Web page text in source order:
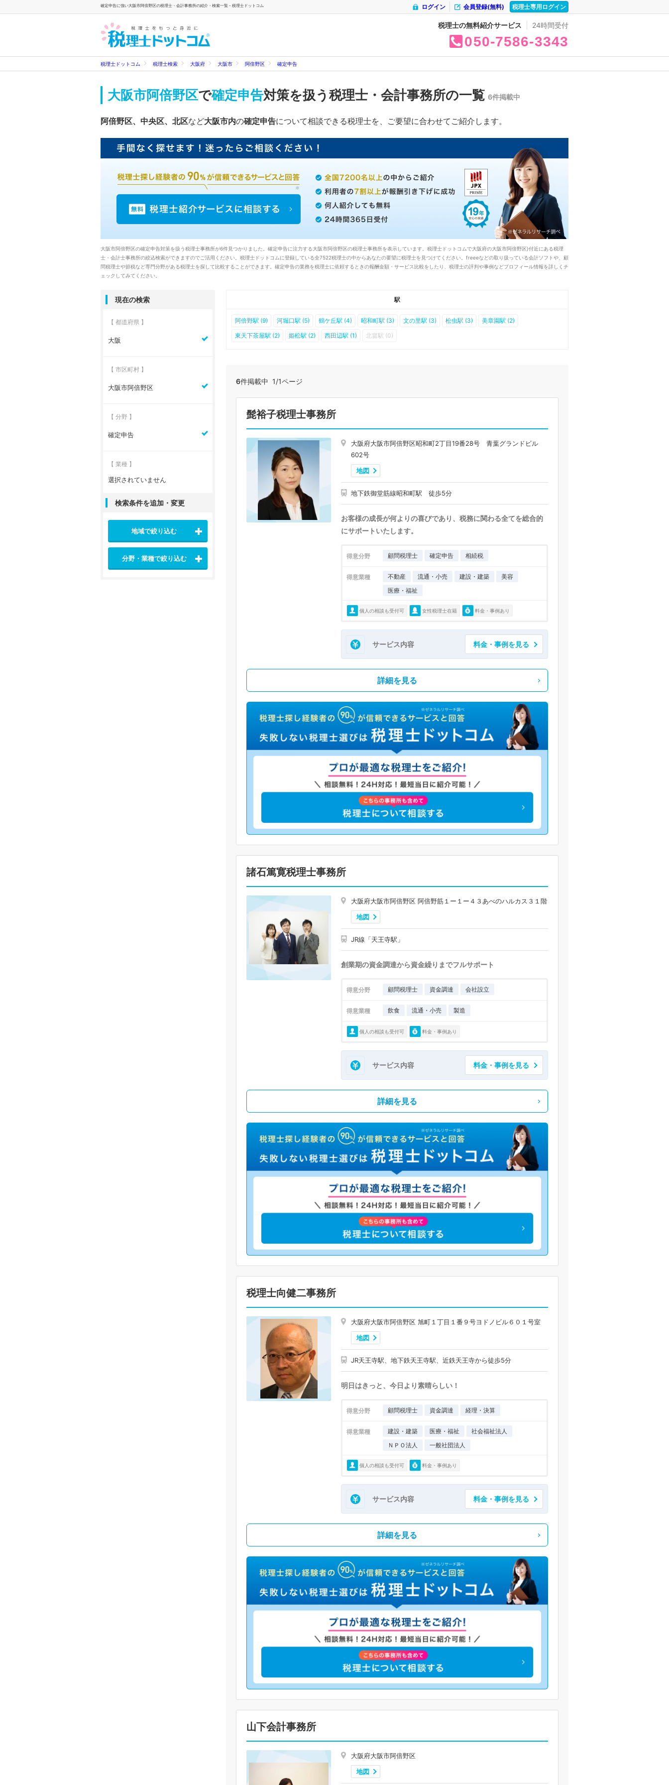
確定申告に強い大阪市阿倍野区の税理士・会計事務所の紹介・検索一覧 - 税理士ドットコム 税理士専用ログイン
会員登録(無料)
ログイン
税理士の無料紹介サービス 24時間受付
050 7586 3343
税理士ドットコム 税理士検索 大阪府 大阪市 阿倍野区 確定申告
大阪市阿倍野区で確定申告対策を扱う税理士・会計事務所の一覧 6件掲載中
阿倍野区、中央区、北区など大阪市内の確定申告について相談できる税理士を、ご要望に合わせてご紹介します。
大阪市阿倍野区の確定申告対策を扱う税理士事務所が6件見つかりました。確定申告に注力する大阪市阿倍野区の税理士事務所を表示しています。税理士ドットコムで大阪府の大阪市阿倍野区}付近にある税理
士・会計士事務所の絞込検索ができますのでご活用ください。税理士ドットコムに登録している全7522税理士の中からあなたの要望に税理士を見つけてください。freeeなどの取り扱っている会計ソフトや、顧
問税理士や節税など専門分野がある税理士を探して比較することができます。確定申告の業務を税理士に依頼するときの報酬金額・サービス比較をしたり、税理士の評判や事例などプロフィール情報を詳しくチ
ェックしてみてください。
駅
阿倍野駅 (9) 河堀口駅 (5) 鶴ケ丘駅 (4) 昭和町駅 (3) 文の里駅 (3) 松虫駅 (3)
美章園駅 (2)
東天下茶屋駅 (2)
姫松駅 (2) 西田辺駅 (1) 北畠駅 (0)
6件掲載中 1/1ページ
髭裕子税理士事務所
大阪府大阪市阿倍野区昭和町2丁目19番28号 青葉グランドビル
602号
地図
地下鉄御堂筋線昭和町駅 徒歩5分
お客様の成長が何よりの喜びであり、税務に関わる全てを総合的
にサポートいたします。
得意分野 顧問税理士 確定申告 相続税
得意業種 不動産 流通・小売 建設・建築
美容
医療・福祉
個人の相談も受付可 女性税理士在籍 料金・事例あり
サービス内容 料金・事例を見る
詳細を見る
諸石篤寛税理士事務所
大阪府大阪市阿倍野区 阿倍野筋１ー１ー４３あべのハルカス３１階
地図
JR線「天王寺駅」
創業期の資金調達から資金繰りまでフルサポート
得意分野 顧問税理士 資金調達 会社設立
得意業種 飲食 流通・小売 製造
個人の相談も受付可 料金・事例あり
サービス内容 料金・事例を見る
詳細を見る
税理士向健二事務所
大阪府大阪市阿倍野区 旭町１丁目１番９号ヨドノビル６０１号室
地図
JR天王寺駅、地下鉄天王寺駅、近鉄天王寺から徒歩5分
明日はきっと、今日より素晴らしい！
得意分野 顧問税理士 資金調達 経理・決算
得意業種 建設・建築 医療・福祉
社会福祉法人
ＮＰＯ法人
一般社団法人
個人の相談も受付可 料金・事例あり
サービス内容 料金・事例を見る
詳細を見る
山下会計事務所
大阪府大阪市阿倍野区
地図
現在の検索
【 都道府県 】
大阪
【 市区町村 】
大阪市阿倍野区
【 分野 】
確定申告
【 業種 】
選択されていません
検索条件を追加・変更
地域で絞り込む
分野・業種で絞り込む